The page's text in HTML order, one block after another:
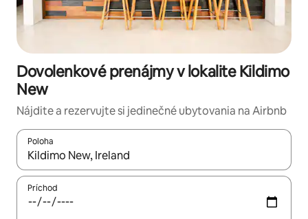
Dovolenkové prenájmy v lokalite Kildimo
New
Nájdite a rezervujte si jedinečné ubytovania na Airbnb
Poloha
Keď budú výsledky k dispozícii, môžete si ich prechádzať
Príchod